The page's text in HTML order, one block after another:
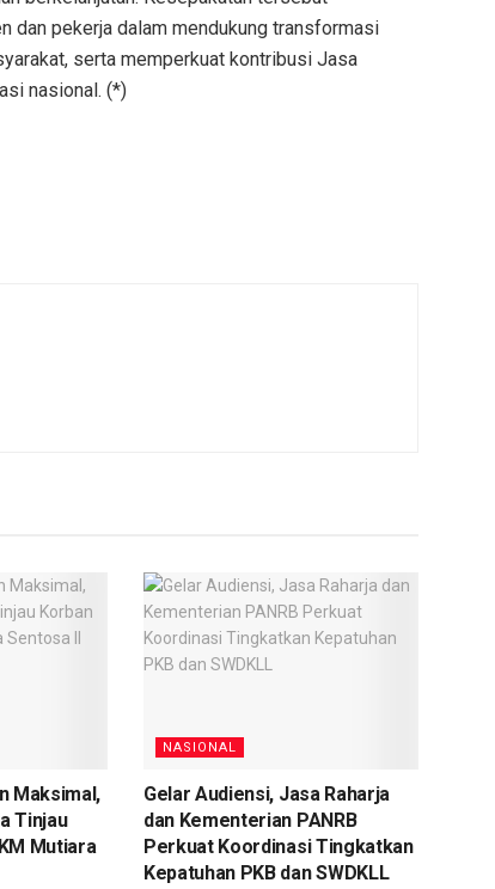
dan pekerja dalam mendukung transformasi
serta memperkuat kontribusi Jasa
nasional. (*)
Maksimal,
Tinjau
Mutiara
NASIONAL
Gelar Audiensi, Jasa Raharja
dan Kementerian PANRB
Perkuat Koordinasi Tingkatkan
Kepatuhan PKB dan SWDKLL